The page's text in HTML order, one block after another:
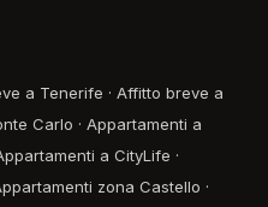
a Tenerife · Affitto breve a
Carlo · Appartamenti a
a CityLife ·
zona Castello ·